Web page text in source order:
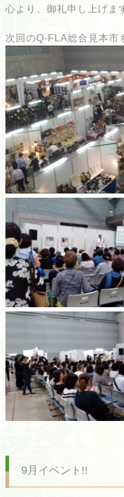
心より、御礼申し上げま
次回のQ-FLA総合見本市
9月イベント!!